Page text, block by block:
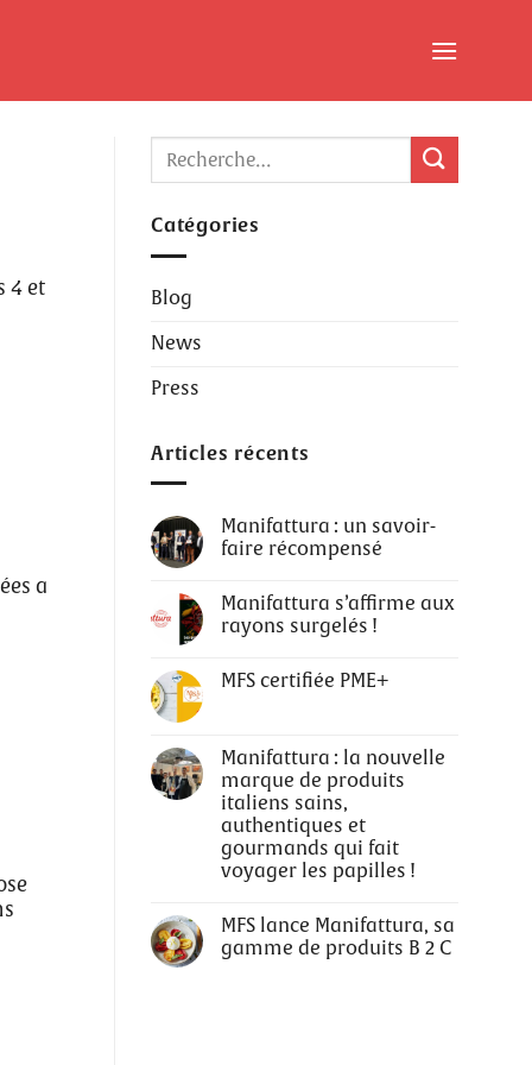
4 et
a
Catégories
Blog
News
Press
Articles récents
Manifattura : un savoir-
faire récompensé
Manifattura s’affirme aux
rayons surgelés !
MFS certifiée PME+
Manifattura : la nouvelle
marque de produits
italiens sains,
authentiques et
gourmands qui fait
voyager les papilles !
MFS lance Manifattura, sa
gamme de produits B 2 C